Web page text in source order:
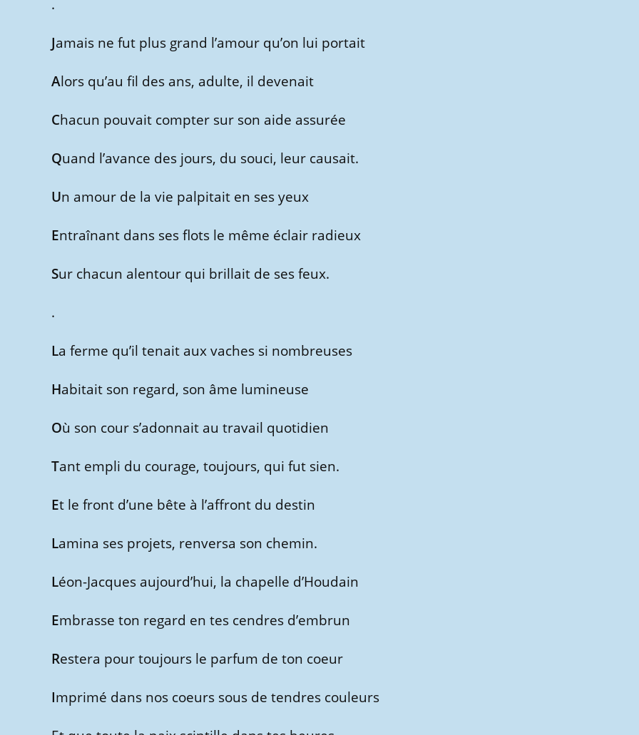
.
Jamais ne fut plus grand l’amour qu’on lui portait
Alors qu’au fil des ans, adulte, il devenait
Chacun pouvait compter sur son aide assurée
Quand l’avance des jours, du souci, leur causait.
Un amour de la vie palpitait en ses yeux
Entraînant dans ses flots le même éclair radieux
Sur chacun alentour qui brillait de ses feux.
.
La ferme qu’il tenait aux vaches si nombreuses
Habitait son regard, son âme lumineuse
Où son cour s’adonnait au travail quotidien
Tant empli du courage, toujours, qui fut sien.
Et le front d’une bête à l’affront du destin
Lamina ses projets, renversa son chemin.
Léon-Jacques aujourd’hui, la chapelle d’Houdain
Embrasse ton regard en tes cendres d’embrun
Restera pour toujours le parfum de ton coeur
Imprimé dans nos coeurs sous de tendres couleurs